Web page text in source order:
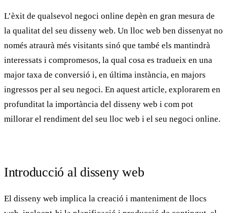
L’èxit de qualsevol negoci online depèn en gran mesura de
la qualitat del seu disseny web. Un lloc web ben dissenyat no
només atraurà més visitants sinó que també els mantindrà
interessats i compromesos, la qual cosa es tradueix en una
major taxa de conversió i, en última instància, en majors
ingressos per al seu negoci. En aquest article, explorarem en
profunditat la importància del disseny web i com pot
millorar el rendiment del seu lloc web i el seu negoci online.
Introducció al disseny web
El disseny web implica la creació i manteniment de llocs